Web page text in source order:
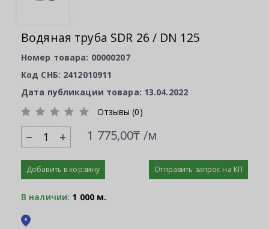
Водяная труба SDR 26 / DN 125
Номер товара: 00000207
Код СНБ: 2412010911
Дата публикации товара: 13.04.2022
Отзывы (0)
+ 1 775,00₸ /м
Добавить в корзину Отправить запрос на КП
В наличии: 1 000 м.